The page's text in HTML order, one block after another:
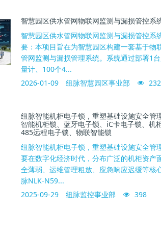
智慧园区供水管网物联网监测与漏损管控系
智慧园区供水管网物联网监测与漏损管控系
要：本项目旨在为智慧园区构建一套基于物
管网监测与漏损管理系统。系统通过部署1
量计、100个4...
2026-01-09
纽脉智慧园区事业部 232
纽脉智能机柜电子锁，重塑基础设施安全管
智能机柜锁、蓝牙电子锁、iC卡电子锁、机
485远程电子锁、物联智能锁
纽脉智能机柜电子锁，重塑基础设施安全管
要在数字化经济时代，分布广泛的机柜资产
全薄弱、运维管理粗放、应急响应迟缓等核
脉NLK-N59...
2025-09-29
纽脉监控事业部 398